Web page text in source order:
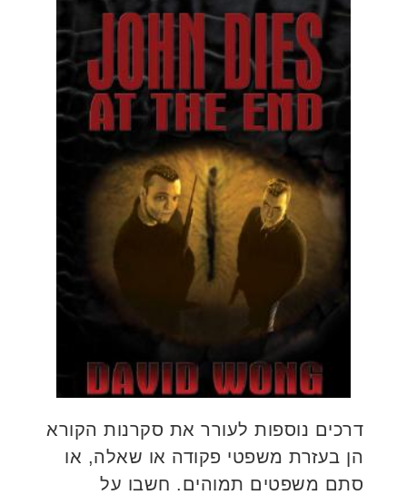
דרכים נוספות לעורר את סקרנות הקורא
הן בעזרת משפטי פקודה או שאלה, או
סתם משפטים תמוהים. חשבו על